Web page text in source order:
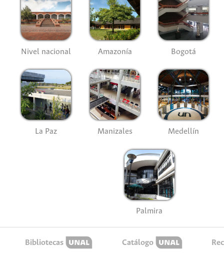
Nivel nacional Amazonía Bogotá
La Paz Manizales Medellín
Palmira
Bibliotecas Catálogo